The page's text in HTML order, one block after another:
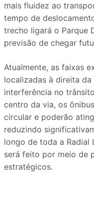
mais fluidez ao
tempo de
trecho ligará o Parque
previsão de chegar
Atualmente, as faixas
localizadas à direita
interferência no
centro da via, os
circular e poderão
reduzindo
longo de toda a Radial
será feito por meio de
estratégicos.